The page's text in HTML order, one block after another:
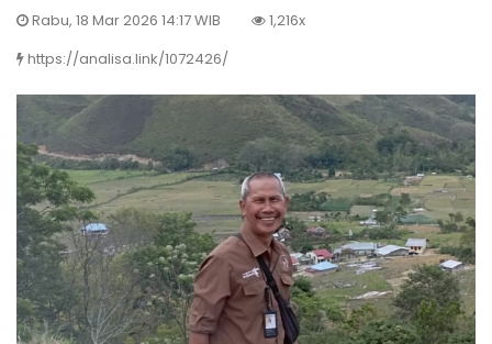
Rabu, 18 Mar 2026 14:17 WIB
1,216x
https://analisa.link/1072426/